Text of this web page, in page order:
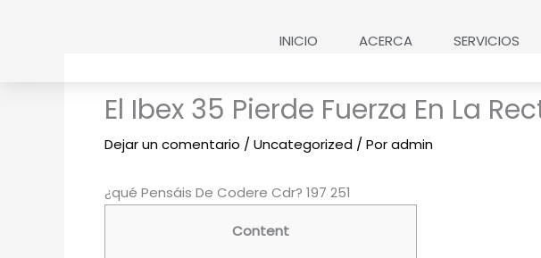
INICIO ACERCA SERVICIOS
El Ibex 35 Pierde Fuerza En La
Dejar un comentario / Uncategorized / Poradmin
¿qué Pensáis De Codere Cdr? 197 251
Content